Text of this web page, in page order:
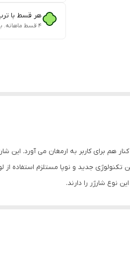
هر قسط با
۴ قسط ماهانه. بدون سود، چک و ضامن.
برای کاربر به ارمغان می آورد. این
جدید و نوپا مستلزم استفاده از
نوع شارژر را دارند.